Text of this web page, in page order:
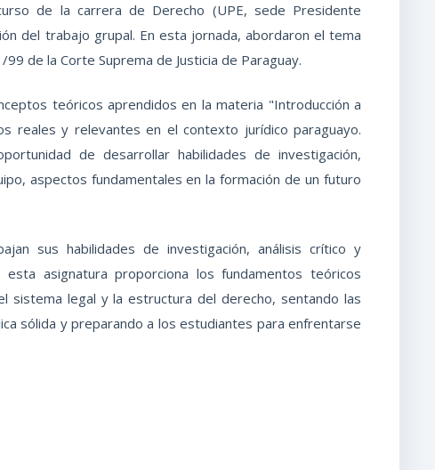
de la carrera de Derecho (UPE, sede Presidente
del trabajo grupal. En esta jornada, abordaron el tema
99 de la Corte Suprema de Justicia de Paraguay.
teóricos aprendidos en la materia "Introducción a
reales y relevantes en el contexto jurídico paraguayo.
de desarrollar habilidades de investigación,
aspectos fundamentales en la formación de un futuro
sus habilidades de investigación, análisis crítico y
asignatura proporciona los fundamentos teóricos
sistema legal y la estructura del derecho, sentando las
sólida y preparando a los estudiantes para enfrentarse